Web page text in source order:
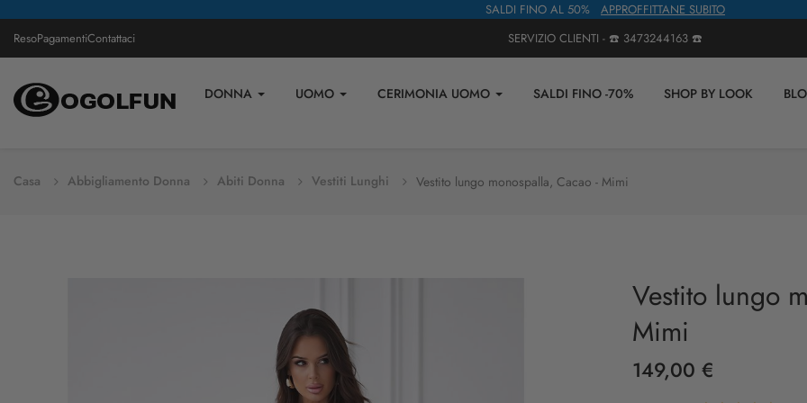
SALDI FINO AL 50% APPROFFITTANE SUBITO
ResoPagamentiContattaci SERVIZIO CLIENTI - ☎️ 3473244163 ☎️
DONNA UOMO CERIMONIA UOMO SALDI FINO -70% SHOP BY LOOK
Casa Abbigliamento Donna Abiti Donna Vestiti Lunghi Vestito lungo monospalla, Cacao - Mimi
Vestito lungo
Mimi
149,00 €